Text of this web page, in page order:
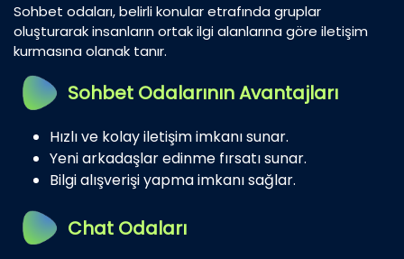
Sohbet odaları, belirli konular etrafında gruplar
oluşturarak insanların ortak ilgi alanlarına göre iletişim
kurmasına olanak tanır.
Sohbet Odalarının Avantajları
Hızlı ve kolay iletişim imkanı sunar.
Yeni arkadaşlar edinme fırsatı sunar.
Bilgi alışverişi yapma imkanı sağlar.
Chat Odaları